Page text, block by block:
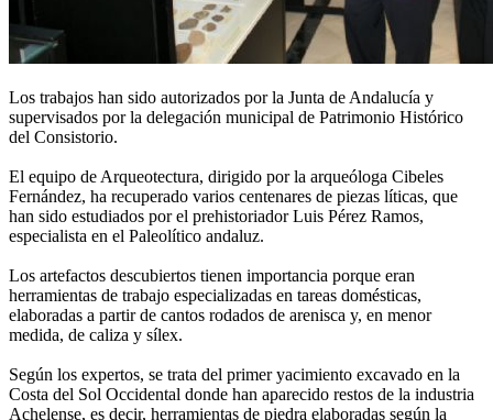
Los trabajos han sido autorizados por la Junta de Andalucía y
supervisados por la delegación municipal de Patrimonio Histórico
del Consistorio.
El equipo de Arqueotectura, dirigido por la arqueóloga Cibeles
Fernández, ha recuperado varios centenares de piezas líticas, que
han sido estudiados por el prehistoriador Luis Pérez Ramos,
especialista en el Paleolítico andaluz.
Los artefactos descubiertos tienen importancia porque eran
herramientas de trabajo especializadas en tareas domésticas,
elaboradas a partir de cantos rodados de arenisca y, en menor
medida, de caliza y sílex.
Según los expertos, se trata del primer yacimiento excavado en la
Costa del Sol Occidental donde han aparecido restos de la industria
Achelense, es decir, herramientas de piedra elaboradas según la